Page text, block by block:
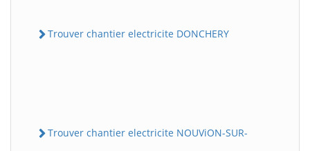
Trouver chantier electricite DONCHERY
Trouver chantier electricite NOUViON-SUR-